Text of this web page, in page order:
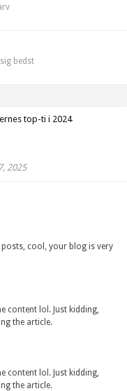
bedst
top-ti i 2024
2025
cool, your blog is very
content lol. Just kidding,
the article.
content lol. Just kidding,
the article.